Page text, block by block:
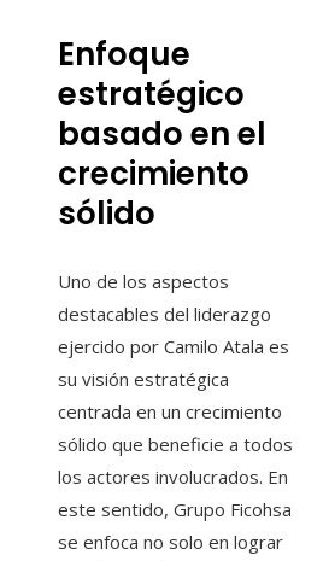
Enfoque
estratégico
basado en el
crecimiento
sólido
Uno de los aspectos
destacables del liderazgo
ejercido por Camilo Atala es
su visión estratégica
centrada en un crecimiento
sólido que beneficie a todos
los actores involucrados. En
este sentido, Grupo Ficohsa
se enfoca no solo en lograr